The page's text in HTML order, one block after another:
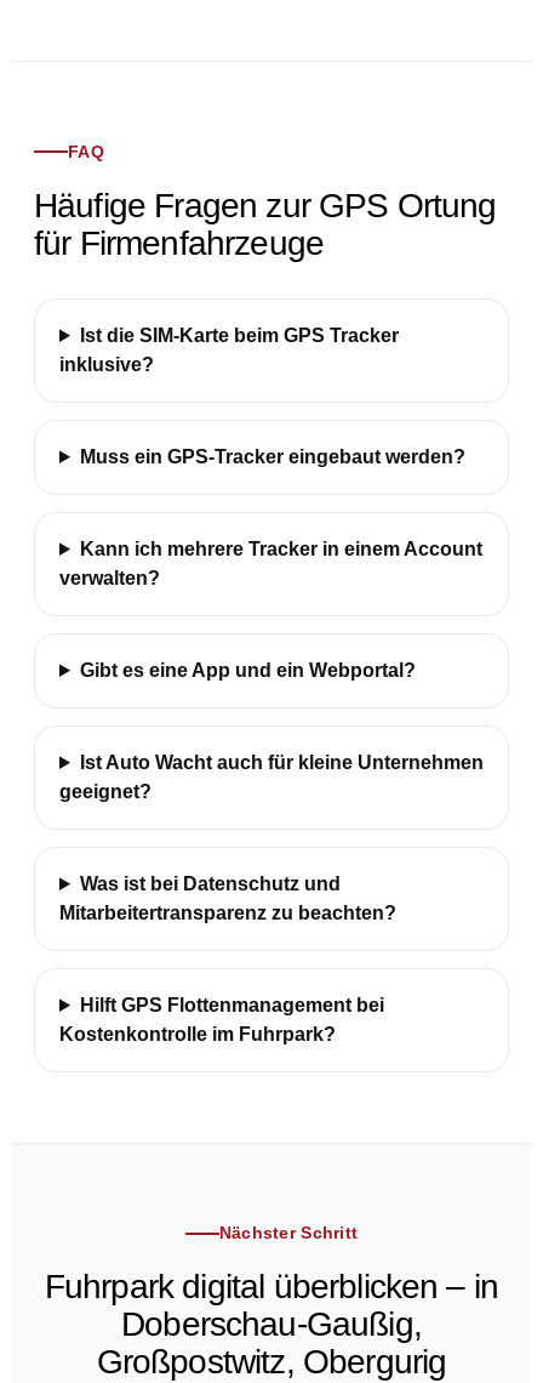
FAQ
Häufige Fragen zur GPS Ortung
für Firmenfahrzeuge
Ist die SIM-Karte beim GPS Tracker
inklusive?
Muss ein GPS-Tracker eingebaut werden?
Kann ich mehrere Tracker in einem Account
verwalten?
Gibt es eine App und ein Webportal?
Ist Auto Wacht auch für kleine Unternehmen
geeignet?
Was ist bei Datenschutz und
Mitarbeitertransparenz zu beachten?
Hilft GPS Flottenmanagement bei
Kostenkontrolle im Fuhrpark?
Nächster Schritt
Fuhrpark digital überblicken – in
Doberschau-Gaußig,
Großpostwitz, Obergurig